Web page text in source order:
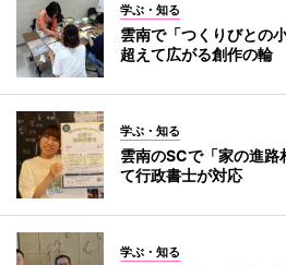
学ぶ・知る
雲南で「つくりびとの
超えて広がる創作の輪
学ぶ・知る
雲南のSCで「家の進
て行政書士が対応
学ぶ・知る